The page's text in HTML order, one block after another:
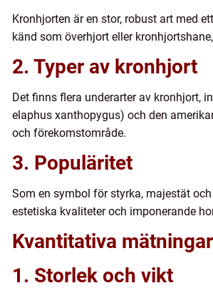
Kronhjorten är en stor, robust art med
känd som överhjort eller
2. Typer av kronhjort
Det finns flera underarter av kronhjort,
elaphus xanthopygus) och den
och förekomstområde.
3. Populäritet
Som en symbol för styrka, majestät
estetiska kvaliteter och imponerande
Kvantitativa
1. Storlek och vikt